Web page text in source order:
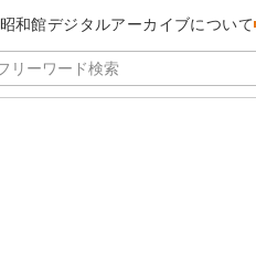
昭和館デジタルアーカイブについて